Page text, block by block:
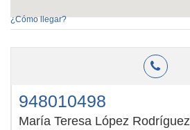
¿Cómo llegar?
948010498
María Teresa López Rodríguez